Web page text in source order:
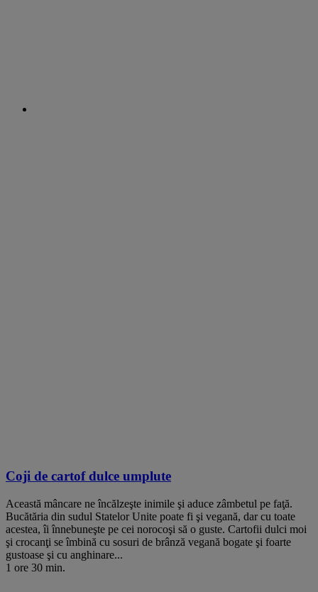
Coji de cartof dulce umplute
Această mâncare ne încălzeşte inimile şi aduce zâmbetul pe faţă.
Bucătăria din sudul Statelor Unite poate fi şi vegană, dar cu toate
acestea, îi înnebuneşte pe cei norocoşi să o guste. Cartofii dulci moi
şi crocanţi se îmbină cu sosuri de brânză vegană bogate şi foarte
gustoase şi cu anghinare...
1 ore 30 min.